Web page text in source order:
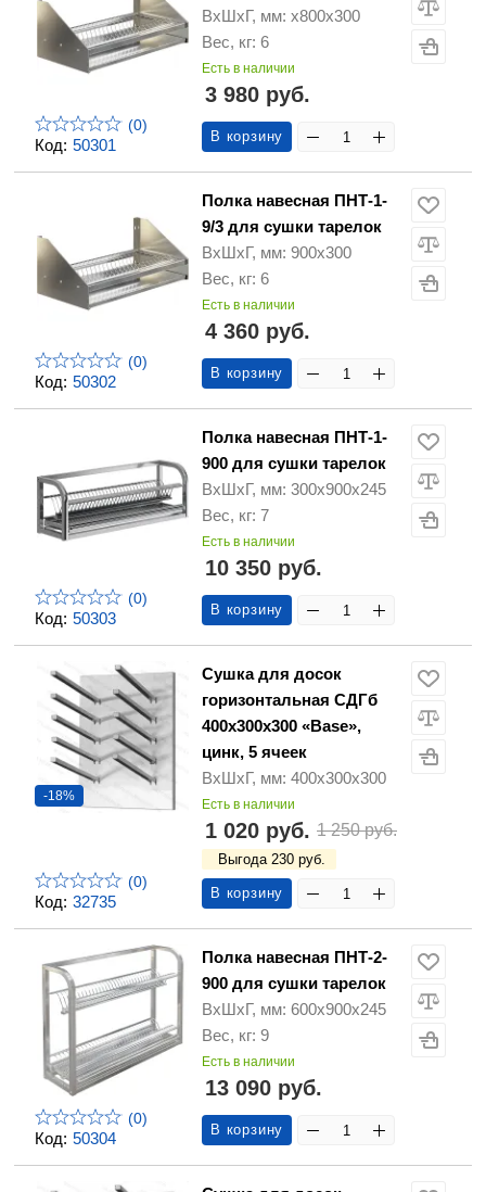
Код: 50301
(0)
ВхШхГ, мм: х800х300
Вес, кг: 6
Есть в наличии
3 980 руб.
В корзину
Код: 50302
(0)
Полка навесная ПНТ-1-
9/3 для сушки тарелок
ВхШхГ, мм: 900х300
Вес, кг: 6
Есть в наличии
4 360 руб.
В корзину
Код: 50303
(0)
Полка навесная ПНТ-1-
900 для сушки тарелок
ВхШхГ, мм: 300х900х245
Вес, кг: 7
Есть в наличии
10 350 руб.
В корзину
Код: 32735
-18%
(0)
Сушка для досок
горизонтальная СДГб
400х300х300 «Base»,
цинк, 5 ячеек
ВхШхГ, мм: 400х300х300
Есть в наличии
1 020 руб. 1 250 руб.
Выгода 230 руб.
В корзину
Код: 50304
(0)
Полка навесная ПНТ-2-
900 для сушки тарелок
ВхШхГ, мм: 600х900х245
Вес, кг: 9
Есть в наличии
13 090 руб.
В корзину